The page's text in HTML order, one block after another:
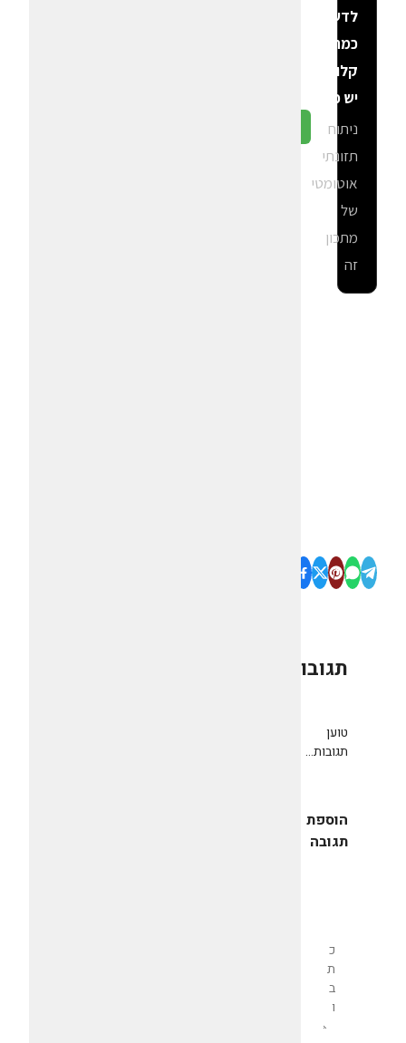
לדעת
כמה
קלוריות
יש פה?
ניתוח
תזונתי
אוטומטי
של
מתכון
זה
תגובות
טוען
תגובות...
הוספת
תגובה